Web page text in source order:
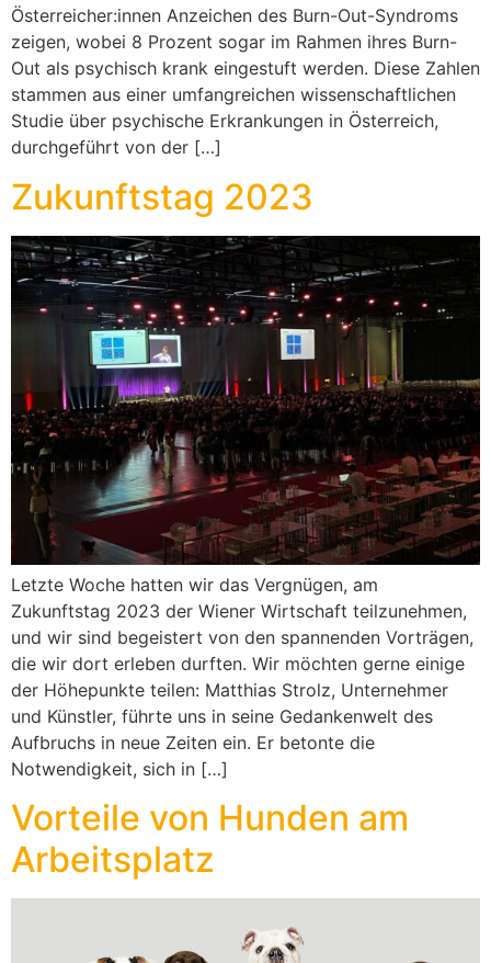
Österreicher:innen Anzeichen des Burn-Out-Syndroms
zeigen, wobei 8 Prozent sogar im Rahmen ihres Burn-
Out als psychisch krank eingestuft werden. Diese Zahlen
stammen aus einer umfangreichen wissenschaftlichen
Studie über psychische Erkrankungen in Österreich,
durchgeführt von der […]
Zukunftstag 2023
Letzte Woche hatten wir das Vergnügen, am
Zukunftstag 2023 der Wiener Wirtschaft teilzunehmen,
und wir sind begeistert von den spannenden Vorträgen,
die wir dort erleben durften. Wir möchten gerne einige
der Höhepunkte teilen: Matthias Strolz, Unternehmer
und Künstler, führte uns in seine Gedankenwelt des
Aufbruchs in neue Zeiten ein. Er betonte die
Notwendigkeit, sich in […]
Vorteile von Hunden am
Arbeitsplatz